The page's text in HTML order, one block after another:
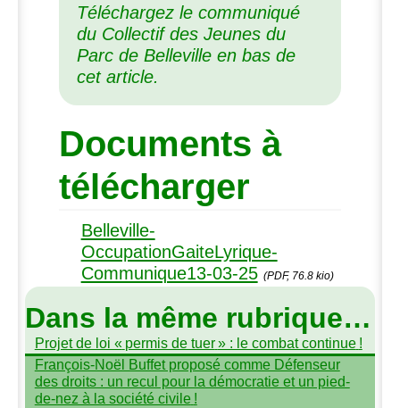
Téléchargez le communiqué
du Collectif des Jeunes du
Parc de Belleville en bas de
cet article.
Documents à
télécharger
Belleville-
OccupationGaiteLyrique-
Communique13-03-25 (PDF, 76.8 kio)
Dans la même rubrique…
Projet de loi « permis de tuer» : le combat continue !
François-Noël Buffet proposé comme Défenseur
des droits : un recul pour la démocratie et un pied-
de-nez à la société civile !